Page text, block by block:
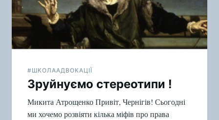
#ШКОЛААДВОКАЦІЇ
Зруйнуємо стереотипи !
Микита Атрощенко Привіт, Чернігів! Сьогодні
ми хочемо розвіяти кілька міфів про права